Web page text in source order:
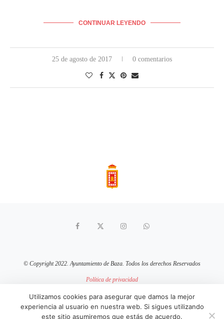
CONTINUAR LEYENDO
25 de agosto de 2017 0 comentarios
© Copyright 2022. Ayuntamiento de Baza. Todos los derechos Reservados
Política de privacidad
Política de cookies
sitio web mantenido por pixelcero.com
Utilizamos cookies para asegurar que damos la mejor
experiencia al usuario en nuestra web. Si sigues utilizando
este sitio asumiremos que estás de acuerdo.